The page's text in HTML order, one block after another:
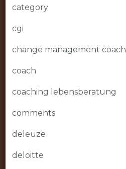
category
cgi
change management coach
coach
coaching lebensberatung
comments
deleuze
deloitte